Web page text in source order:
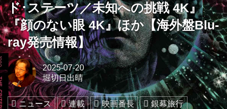
ド･ステーツ／未知への挑戦 4K』
『顔のない眼 4K』ほか【海外盤Blu-
ray発売情報】
2025-07-20
堀切日出晴
ニュース 連載 映画番長
銀幕旅行